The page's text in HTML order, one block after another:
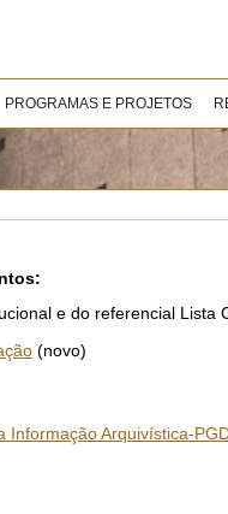
PROGRAMAS E PROJETOS
e do referencial Lista
(novo)
Informação Arquivística-